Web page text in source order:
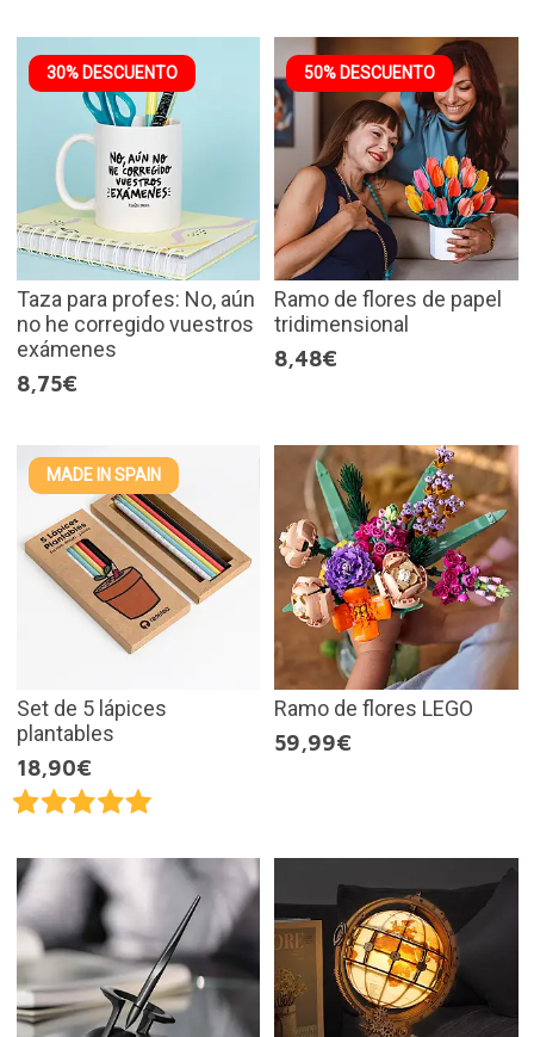
30% DESCUENTO
Taza para profes: No, aún
no he corregido vuestros
exámenes
8,75€
50% DESCUENTO
Ramo de flores de papel
tridimensional
8,48€
MADE IN SPAIN
Set de 5 lápices
plantables
18,90€
Ramo de flores LEGO
59,99€